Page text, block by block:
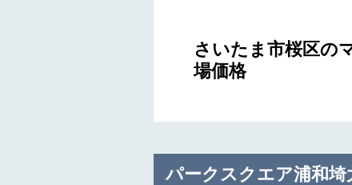
さいたま市桜区の
場価格
パークスクエア浦和